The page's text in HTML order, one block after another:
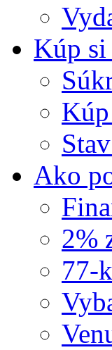
Kúp
Ako
2%
77-